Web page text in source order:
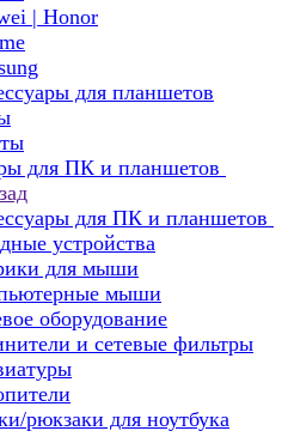
| Honor
для планшетов
для ПК и планшетов
для ПК и планшетов
устройства
для мыши
мыши
оборудование
и сетевые фильтры
рюкзаки для ноутбука